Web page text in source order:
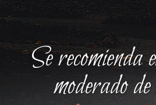
Se recomienda
moderado